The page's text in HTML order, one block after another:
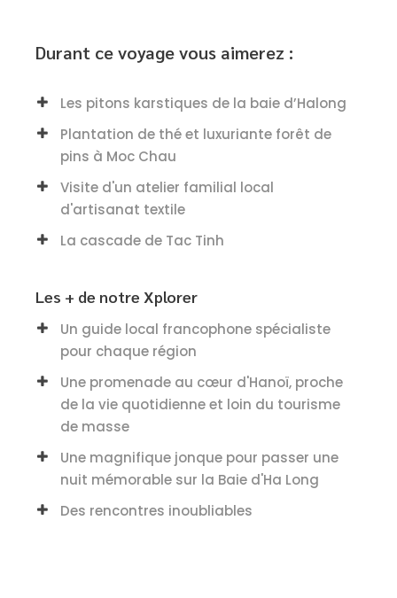
Durant ce voyage vous aimerez :
Les pitons karstiques de la baie d’Halong
Plantation de thé et luxuriante forêt de
pins à Moc Chau
Visite d'un atelier familial local
d'artisanat textile
La cascade de Tac Tinh
Les + de notre Xplorer
Un guide local francophone spécialiste
pour chaque région
Une promenade au cœur d'Hanoï, proche
de la vie quotidienne et loin du tourisme
de masse
Une magnifique jonque pour passer une
nuit mémorable sur la Baie d'Ha Long
Des rencontres inoubliables